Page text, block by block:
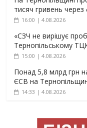
тисяч гривень
16:00 | 4.08.2026
«СЗЧ не вирішує
Тернопільському
15:00 | 4.08.2026
Понад 5,8 млрд грн на
ЄСВ на
14:33 | 4.08.2026